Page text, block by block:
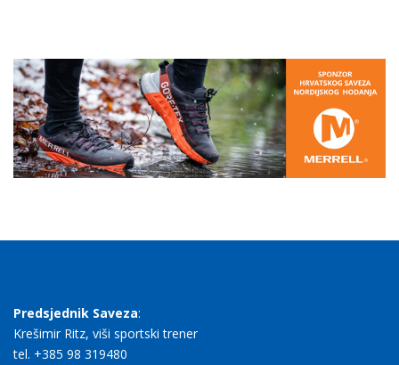
Predsjednik Saveza:
Krešimir Ritz, viši sportski trener
tel. +385 98 319480